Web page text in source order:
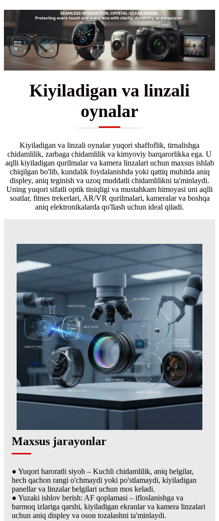
Kiyiladigan va linzali
oynalar
Kiyiladigan va linzali oynalar yuqori shaffoflik, tirnalishga
chidamlilik, zarbaga chidamlilik va kimyoviy barqarorlikka ega. U
aqlli kiyiladigan qurilmalar va kamera linzalari uchun maxsus ishlab
chiqilgan bo'lib, kundalik foydalanishda yoki qattiq muhitda aniq
displey, aniq teginish va uzoq muddatli chidamlilikni ta'minlaydi.
Uning yuqori sifatli optik tiniqligi va mustahkam himoyasi uni aqlli
soatlar, fitnes trekerlari, AR/VR qurilmalari, kameralar va boshqa
aniq elektronikalarda qo'llash uchun ideal qiladi.
Maxsus jarayonlar
● Yuqori haroratli siyoh – Kuchli chidamlilik, aniq belgilar,
hech qachon rangi o'chmaydi yoki po'stlamaydi, kiyiladigan
panellar va linzalar belgilari uchun mos keladi.
● Yuzaki ishlov berish: AF qoplamasi – ifloslanishga va
barmoq izlariga qarshi, kiyiladigan ekranlar va kamera linzalari
uchun aniq displey va oson tozalashni ta'minlaydi.